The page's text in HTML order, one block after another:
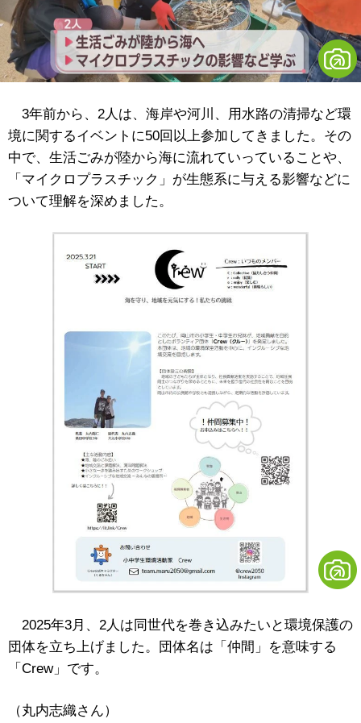
3年前から、2人は、海岸や河川、用水路の清掃など環
境に関するイベントに50回以上参加してきました。その
中で、生活ごみが陸から海に流れていっていることや、
「マイクロプラスチック」が生態系に与える影響などに
ついて理解を深めました。
2025年3月、2人は同世代を巻き込みたいと環境保護の
団体を立ち上げました。団体名は「仲間」を意味する
「Crew」です。
（丸内志織さん）